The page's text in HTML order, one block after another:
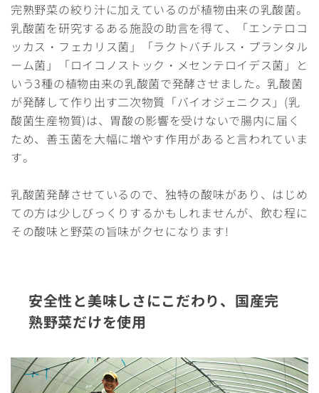
完熟野菜の絞り汁に加えているのが植物由来の乳酸菌。
乳酸菌を研究するある施設の助言を得て、「エンテロコ
ッカス・フェカリス菌」「ラクトバチルス・プランタル
ーム菌」「ロイコノストック・メセンテロイデス菌」と
いう3種の植物由来の乳酸菌で発酵させました。乳酸菌
が発酵して作り出す二次物質「バイオジェニクス」(乳
酸菌生産物質)は、胃酸の影響を受けないで腸内に届く
ため、善玉菌を大幅に増やす作用があると言われていま
す。
乳酸菌発酵させているので、独特の酸味があり、はじめ
ての方は少しびっくりするかもしれませんが、飲む程に
その酸味と野菜の旨味がクセになります!
安全性と美味しさにこだわり、国産完
熟野菜だけを使用